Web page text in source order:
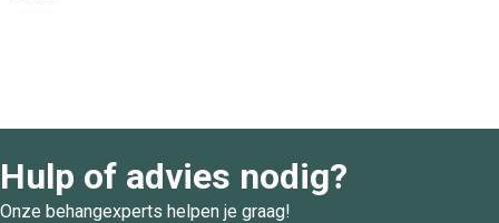
Hulp of advies nodig?
Onze behangexperts helpen je graag!